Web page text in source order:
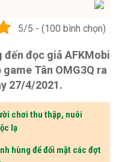
5/5 - (100 bình chọn)
đến đọc giả AFKMobi
Tân OMG3Q ra
27/4/2021.
chơi thu thập, nuôi
lạ
hùng để đối mặt các đợt